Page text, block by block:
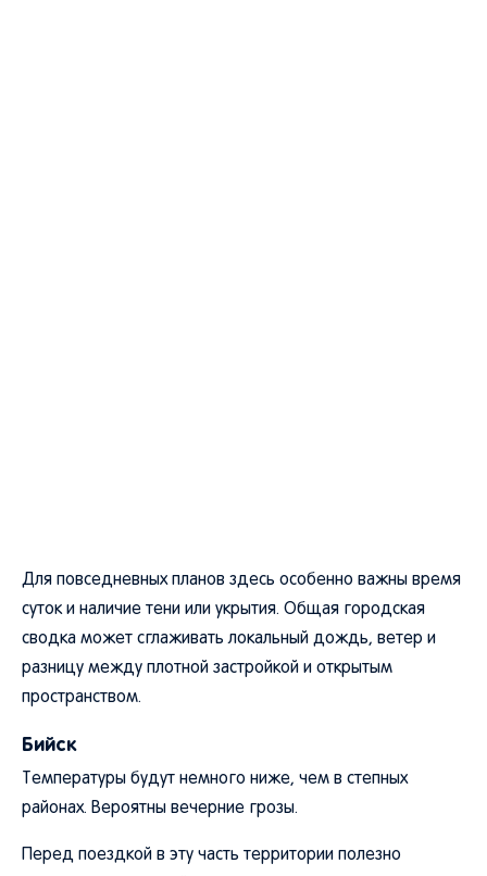
Для повседневных планов здесь особенно важны время
суток и наличие тени или укрытия. Общая городская
сводка может сглаживать локальный дождь, ветер и
разницу между плотной застройкой и открытым
пространством.
Бийск
Температуры будут немного ниже, чем в степных
районах. Вероятны вечерние грозы.
Перед поездкой в эту часть территории полезно